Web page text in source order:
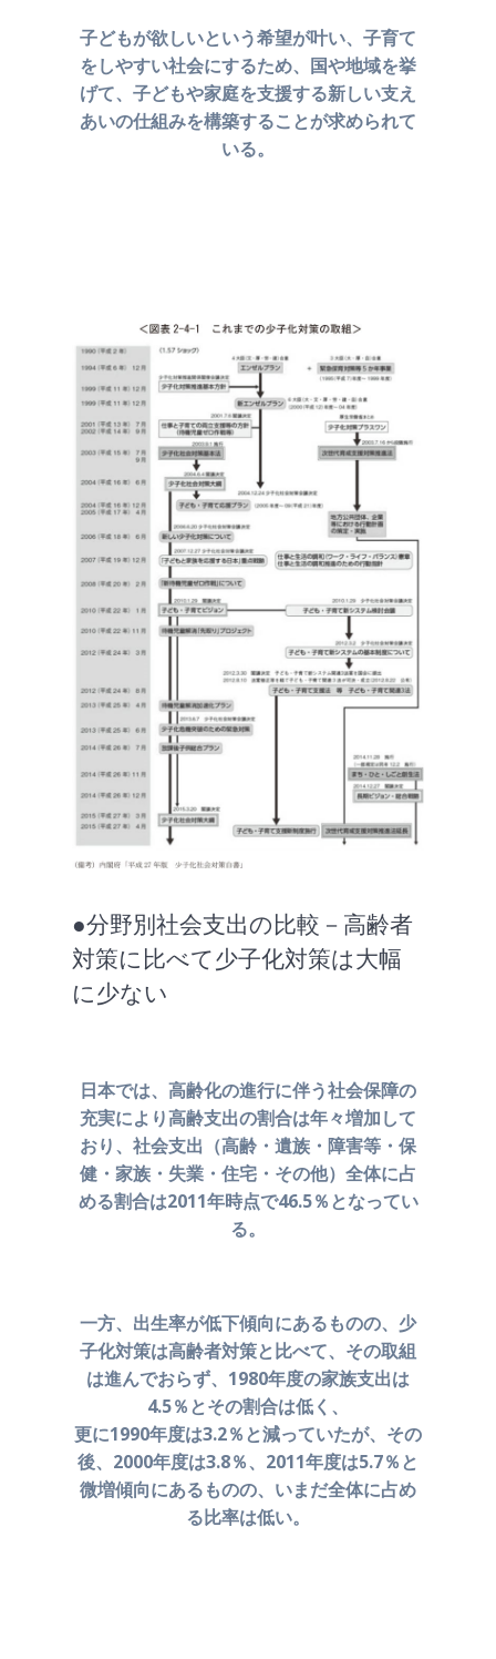
子どもが欲しいという希望が叶い、子育て
をしやすい社会にするため、 国や地域を挙
げて、子どもや家庭を支援する新しい支え
あいの仕組みを構築することが求められて
いる。
●分野別社会支出の比較－高齢者
対策に比べて少子化対策は大幅
に少ない
日本では、高齢化の進行に伴う社会保障の
充実により高齢支出の割合は年々増加して
おり、社会支出 （高齢・遺族・障害等・保
健・家族・失業・住宅・その他） 全体に占
める割合は2011年時点で46.5％となってい
る。
一方、出生率が低下傾向にあるものの、少
子化対策は高齢者対策と比べて、その取組
は進んでおらず、 1980年度の家族支出は
4.5％とその割合は低く、
更に1990年度は3.2％と減っていたが、その
後、 2000年度は3.8％、2011年度は5.7％と
微増傾向にあるものの、 いまだ全体に占め
る比率は低い。